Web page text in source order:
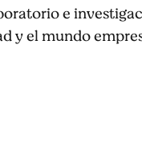
e
y el mundo